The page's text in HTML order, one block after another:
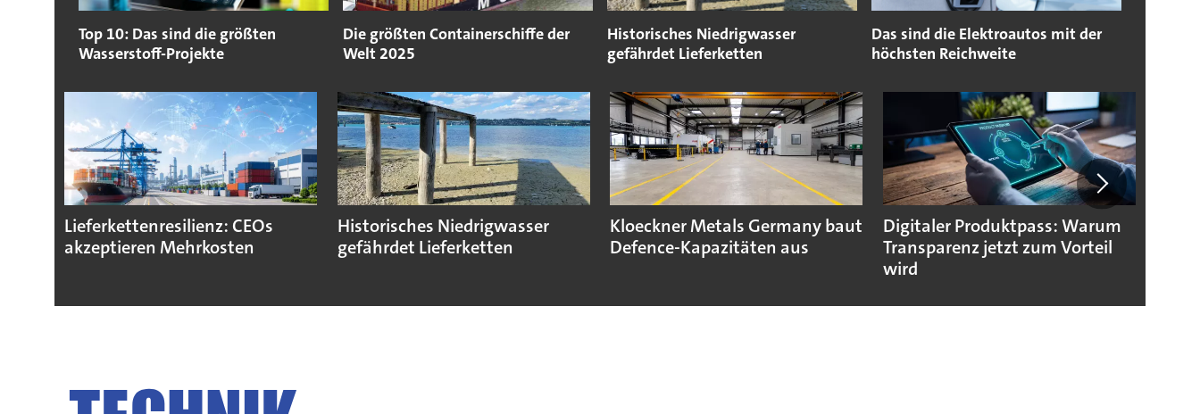
Top 10: Das sind die größten
Wasserstoff-Projekte
Die größten Containerschiffe der
Welt 2025
Historisches Niedrigwasser
gefährdet Lieferketten
Das sind die Elektroautos mit der
höchsten Reichweite
Lieferkettenresilienz: CEOs
akzeptieren Mehrkosten
Historisches Niedrigwasser
gefährdet Lieferketten
Kloeckner Metals Germany baut
Defence-Kapazitäten aus
Digitaler Produktpass: Warum
Transparenz jetzt zum Vorteil
wird